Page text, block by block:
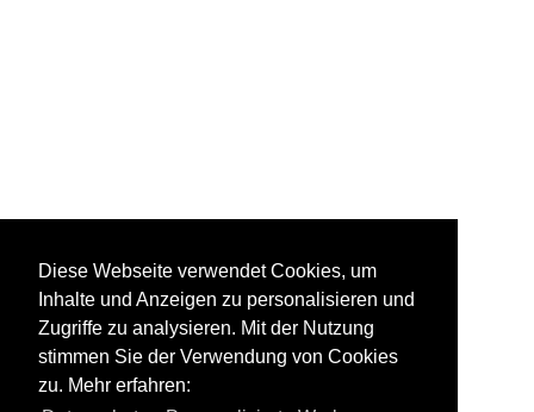
Diese Webseite verwendet Cookies, um
Inhalte und Anzeigen zu personalisieren und
Zugriffe zu analysieren. Mit der Nutzung
stimmen Sie der Verwendung von Cookies
zu. Mehr erfahren: